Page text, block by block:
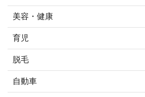
美容・健康
育児
脱毛
自動車